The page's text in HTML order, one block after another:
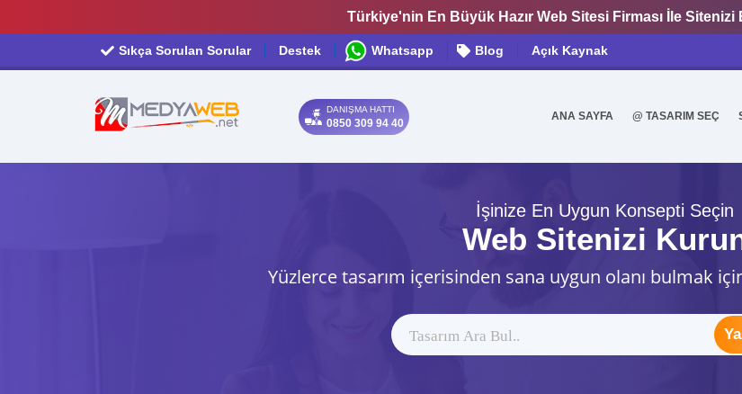
Türkiye'nin En Büyük Hazır Web Sitesi Firması İle
Sıkça Sorulan Sorular Destek Whatsapp Blog Açık Kaynak
DANIŞMA HATTI
0850 309 94 40
ANA SAYFA @ TASARIM SEÇ
İşinize En Uygun Konsepti Seçin
Web Sitenizi
Yüzlerce tasarım içerisinden sana uygun olanı bulmak